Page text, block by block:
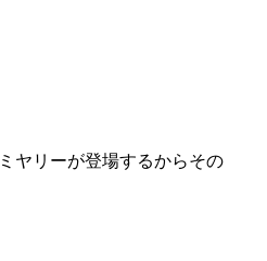
ヤリーが登場するからその